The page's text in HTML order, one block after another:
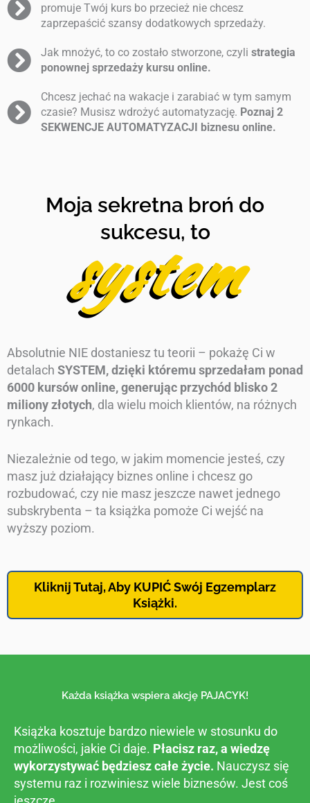
promuje Twój kurs bo przecież nie chcesz
zaprzepaścić szansy dodatkowych sprzedaży.
Jak mnożyć, to co zostało stworzone, czyli strategia
ponownej sprzedaży kursu online.
Chcesz jechać na wakacje i zarabiać w tym samym
czasie? Musisz wdrożyć automatyzację. Poznaj 2
SEKWENCJE AUTOMATYZACJI biznesu online.
Moja sekretna broń do
sukcesu, to
system
Absolutnie NIE dostaniesz tu teorii – pokażę Ci w
detalach SYSTEM, dzięki któremu sprzedałam ponad
6000 kursów online, generując przychód blisko 2
miliony złotych, dla wielu moich klientów, na różnych
rynkach.
Niezależnie od tego, w jakim momencie jesteś, czy
masz już działający biznes online i chcesz go
rozbudować, czy nie masz jeszcze nawet jednego
subskrybenta – ta książka pomoże Ci wejść na
wyższy poziom.
Kliknij Tutaj, Aby KUPIĆ Swój Egzemplarz
Książki.
Każda książka wspiera akcję PAJACYK!
Książka kosztuje bardzo niewiele w stosunku do
możliwości, jakie Ci daje. Płacisz raz, a wiedzę
wykorzystywać będziesz całe życie. Nauczysz się
systemu raz i rozwiniesz wiele biznesów. Jest coś